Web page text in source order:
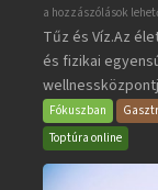
Aquacity
Poprad
·
Wellness
és
Gyógyfürdő
a hozzászólások
Tűz és Víz.Az
és fizikai
Fókuszban
Toptúra online